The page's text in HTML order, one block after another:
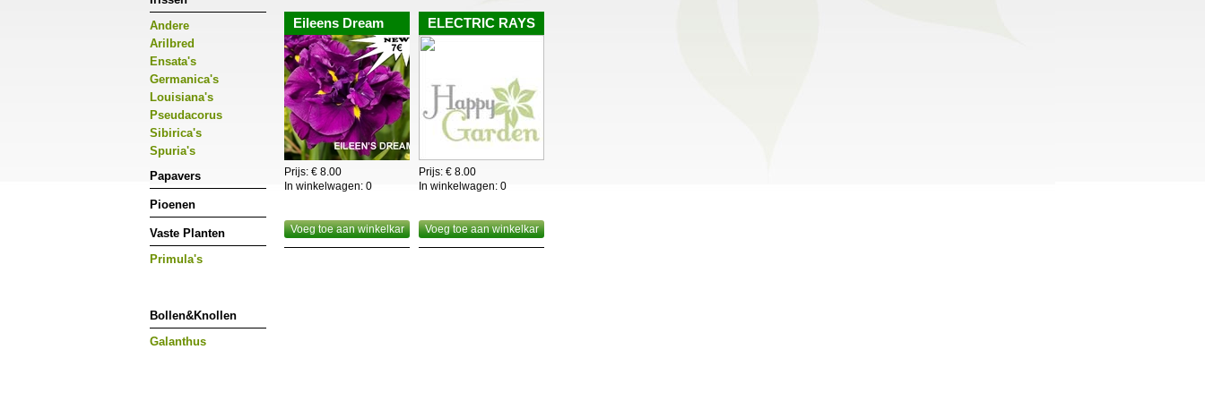
Andere
Arilbred
Ensata's
Germanica's
Louisiana's
Pseudacorus
Sibirica's
Spuria's
Papavers
Pioenen
Vaste Planten
Primula's
Bollen&Knollen
Galanthus
worden.Enkelbloemige zijn ideaal als snijbloem,dubbele moeilijker,
deze pas knippen als ze reeds ontvouwen zijn.
Eileens Dream
Prijs: € 8.00
In winkelwagen: 0
Voeg toe aan winkelkar
ELECTRIC RAYS
Prijs: € 8.00
In winkelwagen: 0
Voeg toe aan winkelkar